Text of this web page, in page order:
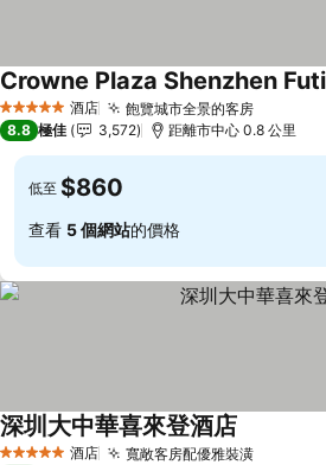
5 星級 酒店 飽覽城市全景的客房
Crowne Plaza Shenzhen
8.8 極佳 3,572 距離市中心 0.8 公里
低至 $860
查看 5 個網站的價格
5 星級 酒店 寬敞客房配優雅裝潢
深圳大中華喜來登酒店